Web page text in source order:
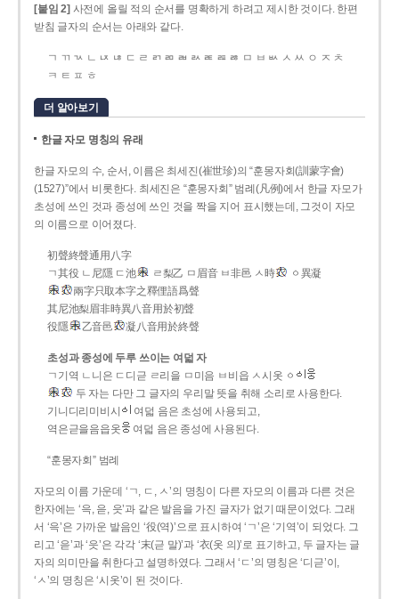
[붙임 2] 사전에 올릴 적의 순서를 명확하게 하려고 제시한 것이다. 한편
받침 글자의 순서는 아래와 같다.
ㄱ ㄲ ㄳ ㄴ ㄵ ㄶ ㄷ ㄹ ㄺ ㄻ ㄼ ㄽ ㄾ ㄿ ㅀ ㅁ ㅂ ㅄ ㅅ ㅆ ㅇ ㅈ ㅊ
ㅋ ㅌ ㅍ ㅎ
더 알아보기
한글 자모 명칭의 유래
한글 자모의 수, 순서, 이름은 최세진(崔世珍)의 “훈몽자회(訓蒙字會)
(1527)”에서 비롯한다. 최세진은 “훈몽자회” 범례(凡例)에서 한글 자모가
초성에 쓰인 것과 종성에 쓰인 것을 짝을 지어 표시했는데, 그것이 자모
의 이름으로 이어졌다.
初聲終聲通用八字
ㄱ其役 ㄴ尼隱 ㄷ池
ㄹ梨乙 ㅁ眉音 ㅂ非邑 ㅅ時
ㆁ異凝
兩字只取本字之釋俚語爲聲
其尼池梨眉非時異八音用於初聲
役隱
乙音邑 凝八音用於終聲
초성과 종성에 두루 쓰이는 여덟 자
ㄱ기역 ㄴ니은 ㄷ디귿 ㄹ리을 ㅁ미음 ㅂ비읍 ㅅ시옷 ㆁ
두 자는 다만 그 글자의 우리말 뜻을 취해 소리로 사용한다.
기니디리미비시
여덟 음은 초성에 사용되고,
역은귿을음읍옷
여덟 음은 종성에 사용된다.
“훈몽자회” 범례
자모의 이름 가운데 ‘ㄱ, ㄷ, ㅅ’의 명칭이 다른 자모의 이름과 다른 것은
한자에는 ‘윽, 읃, 읏’과 같은 발음을 가진 글자가 없기 때문이었다. 그래
서 ‘윽’은 가까운 발음인 ‘役(역)’으로 표시하여 ‘ㄱ’은 ‘기역’이 되었다. 그
리고 ‘읃’과 ‘읏’은 각각 ‘末(귿 말)’과 ‘衣(옷 의)’로 표기하고, 두 글자는 글
자의 의미만을 취한다고 설명하였다. 그래서 ‘ㄷ’의 명칭은 ‘디귿’이,
‘ㅅ’의 명칭은 ‘시옷’이 된 것이다.